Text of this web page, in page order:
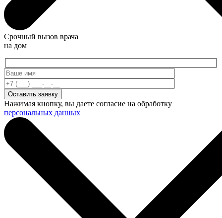
Срочный вызов врача
на дом
Нажимая кнопку, вы даете согласие на обработку
персональных данных